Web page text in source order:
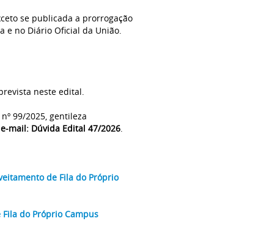
se publicada a prorrogação
e no Diário Oficial da União.
neste edital.
99/2025, gentileza
mail: Dúvida Edital 47/2026.
de Fila do Próprio
do Próprio Campus